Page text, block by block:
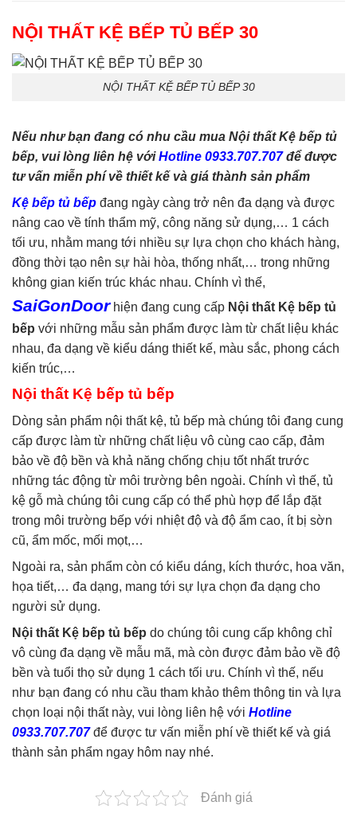
NỘI THẤT KỆ BẾP TỦ BẾP 30
NỘI THẤT KỆ BẾP TỦ BẾP 30
Nếu như bạn đang có nhu cầu mua Nội thất Kệ bếp tủ
bếp, vui lòng liên hệ vớiHotline 0933.707.707để được
tư vấn miễn phí về thiết kế và giá thành sản phẩm
Kệ bếp tủ bếp đang ngày càng trở nên đa dạng và được
nâng cao về tính thẩm mỹ, công năng sử dụng,… 1 cách
tối ưu, nhằm mang tới nhiều sự lựa chọn cho khách hàng,
đồng thời tạo nên sự hài hòa, thống nhất,… trong những
không gian kiến trúc khác nhau. Chính vì thế,
SaiGonDoorhiện đang cung cấp Nội thất Kệ bếp tủ
bếp với những mẫu sản phẩm được làm từ chất liệu khác
nhau, đa dạng về kiểu dáng thiết kế, màu sắc, phong cách
kiến trúc,…
Nội thất Kệ bếp tủ bếp
Dòng sản phẩm nội thất kệ, tủ bếp mà chúng tôi đang cung
cấp được làm từ những chất liệu vô cùng cao cấp, đảm
bảo về độ bền và khả năng chống chịu tốt nhất trước
những tác động từ môi trường bên ngoài. Chính vì thế, tủ
kệ gỗ mà chúng tôi cung cấp có thể phù hợp để lắp đặt
trong môi trường bếp với nhiệt độ và độ ẩm cao, ít bị sờn
cũ, ẩm mốc, mối mọt,…
Ngoài ra, sản phẩm còn có kiểu dáng, kích thước, hoa văn,
họa tiết,… đa dạng, mang tới sự lựa chọn đa dạng cho
người sử dụng.
Nội thất Kệ bếp tủ bếp do chúng tôi cung cấp không chỉ
vô cùng đa dạng về mẫu mã, mà còn được đảm bảo về độ
bền và tuổi thọ sử dụng 1 cách tối ưu. Chính vì thế, nếu
như bạn đang có nhu cầu tham khảo thêm thông tin và lựa
chọn loại nội thất này, vui lòng liên hệ với Hotline
0933.707.707để được tư vấn miễn phí về thiết kế và giá
thành sản phẩm ngay hôm nay nhé.
Đánh giá